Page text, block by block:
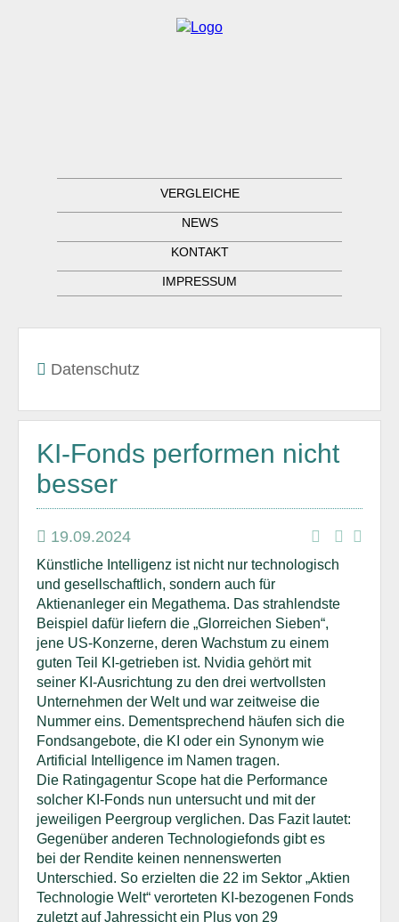
VERGLEICHE
NEWS
KONTAKT
IMPRESSUM
Datenschutz
KI-Fonds performen nicht
besser
19.09.2024
Künstliche Intelligenz ist nicht nur technologisch
und gesellschaftlich, sondern auch für
Aktienanleger ein Megathema. Das strahlendste
Beispiel dafür liefern die „Glorreichen Sieben“,
jene US-Konzerne, deren Wachstum zu einem
guten Teil KI-getrieben ist. Nvidia gehört mit
seiner KI-Ausrichtung zu den drei wertvollsten
Unternehmen der Welt und war zeitweise die
Nummer eins. Dementsprechend häufen sich die
Fondsangebote, die KI oder ein Synonym wie
Artificial Intelligence im Namen tragen.
Die Ratingagentur Scope hat die Performance
solcher KI-Fonds nun untersucht und mit der
jeweiligen Peergroup verglichen. Das Fazit lautet:
Gegenüber anderen Technologiefonds gibt es
bei der Rendite keinen nennenswerten
Unterschied. So erzielten die 22 im Sektor „Aktien
Technologie Welt“ verorteten KI-bezogenen Fonds
zuletzt auf Jahressicht ein Plus von 29